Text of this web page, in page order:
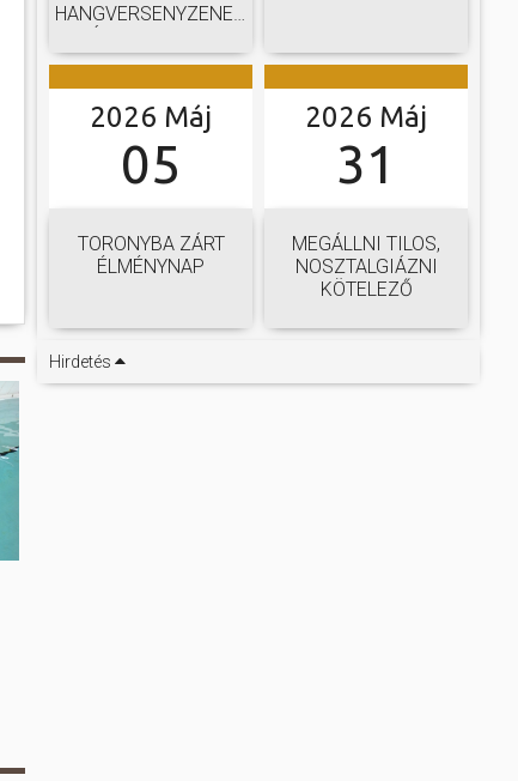
HANGVERSENYZENEKARI
2026 Máj
05
TORONYBA ZÁRT
ÉLMÉNYNAP
2026 Máj
31
MEGÁLLNI TILOS,
NOSZTALGIÁZNI
KÖTELEZŐ
Hirdetés